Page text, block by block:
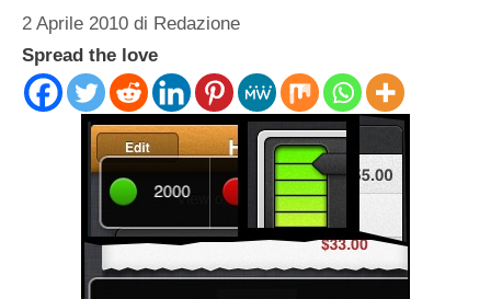
2 Aprile 2010 di Redazione
Spread the love